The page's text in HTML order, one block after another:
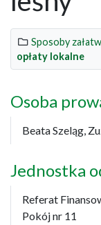
Sposoby
opłaty lokalne
Osoba
Beata Szeląg,
Jednostka
Referat
Pokój nr 11